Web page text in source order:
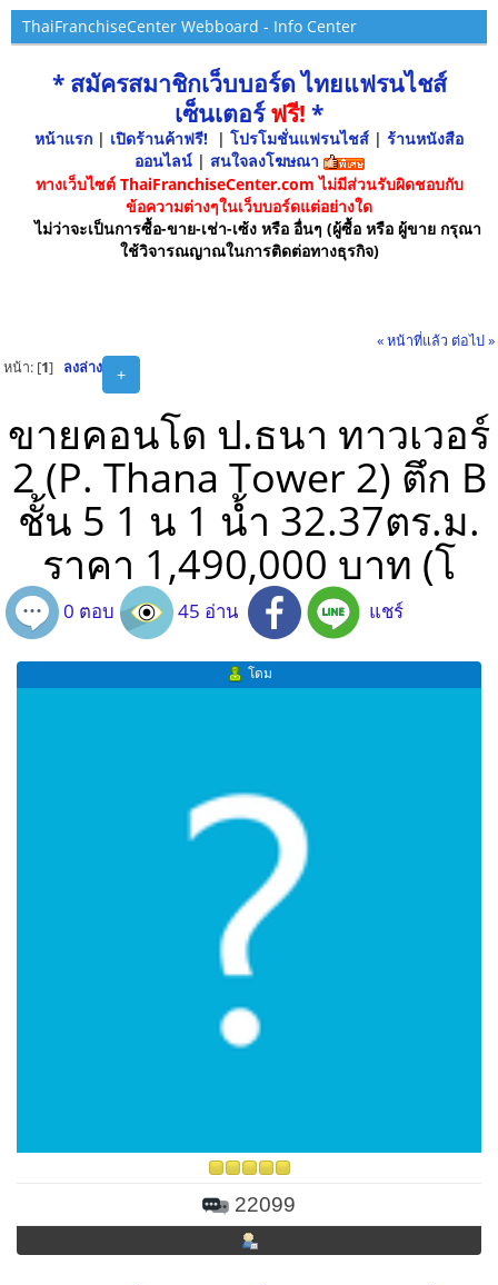
ThaiFranchiseCenter Webboard - Info Center
* สมัครสมาชิกเว็บบอร์ด ไทยแฟรนไชส์
เซ็นเตอร์ฟรี! *
หน้าแรก | เปิดร้านค้าฟรี! | โปรโมชั่นแฟรนไชส์ | ร้านหนังสือ
ออนไลน์ | สนใจลงโฆษณา
ทางเว็บไซต์ ThaiFranchiseCenter.com ไม่มีส่วนรับผิดชอบกับ
ข้อความต่างๆในเว็บบอร์ดแต่อย่างใด
ไม่ว่าจะเป็นการซื้อ-ขาย-เช่า-เซ้ง หรือ อื่นๆ (ผู้ซื้อ หรือ ผู้ขาย กรุณา
ใช้วิจารณญาณในการติดต่อทางธุรกิจ)
« หน้าที่แล้ว ต่อไป »
+
หน้า: [1] ลงล่าง
ขายคอนโด ป.ธนา ทาวเวอร์
2 (P. Thana Tower 2) ตึก B
ชั้น 5 1 น 1 น้ำ 32.37ตร.ม.
ราคา 1,490,000 บาท (โ
0 ตอบ 45 อ่าน แชร์
โดม
22099